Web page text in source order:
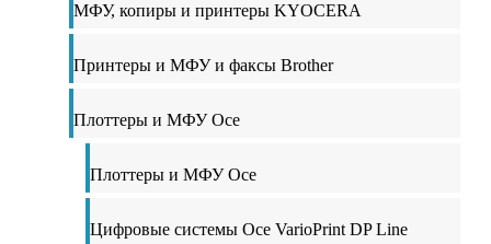
МФУ, копиры и принтеры KYOCERA
Принтеры и МФУ и факсы Brother
Плоттеры и МФУ Oce
Плоттеры и МФУ Oce
Цифровые системы Oce VarioPrint DP Line